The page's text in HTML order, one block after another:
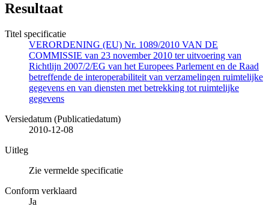
Resultaat
Titel specificatie
VERORDENING (EU) Nr. 1089/2010 VAN DE
COMMISSIE van 23 november 2010 ter uitvoering van
Richtlijn 2007/2/EG van het Europees Parlement en de Raad
betreffende de interoperabiliteit van verzamelingen ruimtelijke
gegevens en van diensten met betrekking tot ruimtelijke
gegevens
Versiedatum (Publicatiedatum)
2010-12-08
Uitleg
Zie vermelde specificatie
Conform verklaard
Ja